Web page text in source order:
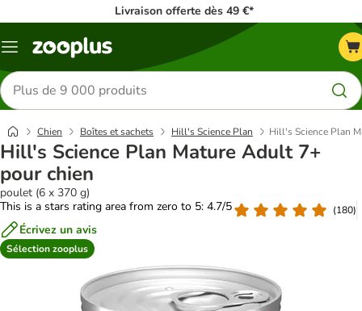
Livraison offerte dès 49 €*
Menu
Rechercher
des
produits
Chien Boîtes et sachets Hill's Science Plan Hill's Science Plan
Hill's Science Plan Mature Adult 7+
pour chien
poulet (6 x 370 g)
This is a stars rating area from zero to 5: 4.7/5
(180)
Écrivez un avis
Sélection zooplus